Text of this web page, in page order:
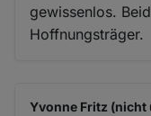
gewissenlos.
Hoffnungsträger.
Yvonne Fritz (nicht